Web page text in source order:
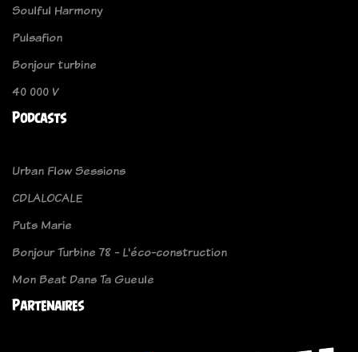
Soulful Harmony
Pulsafion
Bonjour turbine
40 000 V
Podcasts
Urban Flow Sessions
CDLALOCALE
Puts Marie
Bonjour Turbine 78 - L'éco-construction
Mon Beat Dans Ta Gueule
Partenaires